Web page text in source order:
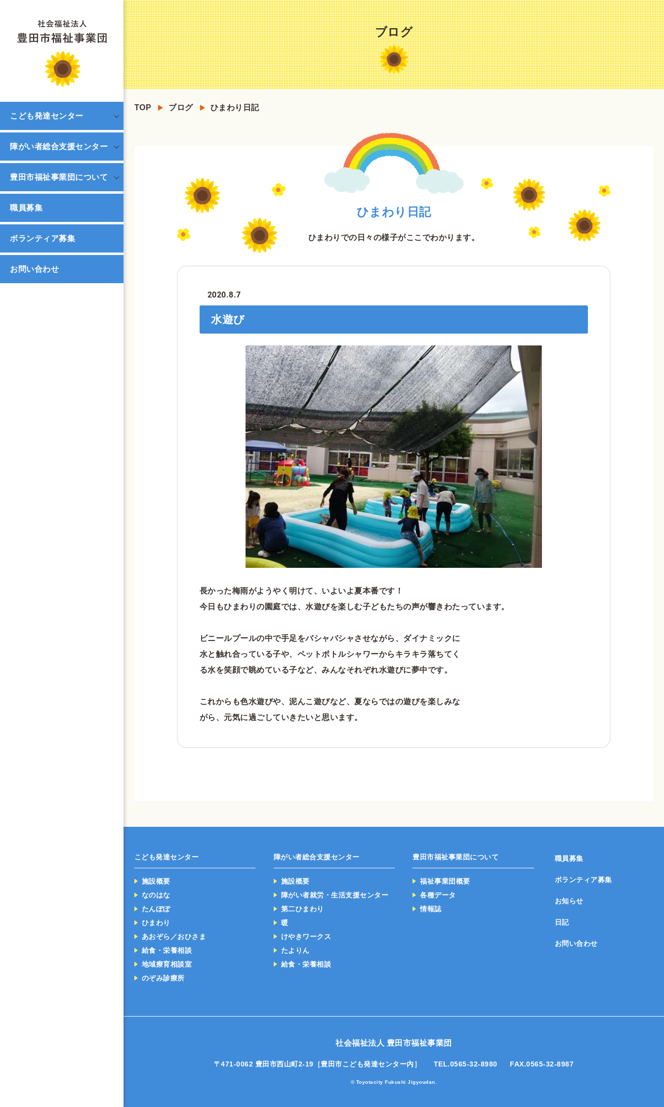
こども発達センター
障がい者総合支援センター
豊田市福祉事業団について
職員募集
ボランティア募集
お問い合わせ
ブログ
TOP ブログ ひまわり日記
ひまわり日記
ひまわりでの日々の様子がここでわかります。
2020.8.7
水遊び
長かった梅雨がようやく明けて、いよいよ夏本番です！
今日もひまわりの園庭では、水遊びを楽しむ子どもたちの声が響きわたっています。
ビニールプールの中で手足をバシャバシャさせながら、ダイナミックに
水と触れ合っている子や、ペットボトルシャワーからキラキラ落ちてく
る水を笑顔で眺めている子など、みんなそれぞれ水遊びに夢中です。
これからも色水遊びや、泥んこ遊びなど、夏ならではの遊びを楽しみな
がら、元気に過ごしていきたいと思います。
こども発達センター
施設概要
なのはな
たんぽぽ
ひまわり
あおぞら／おひさま
給食・栄養相談
地域療育相談室
のぞみ診療所
障がい者総合支援センター
施設概要
障がい者就労・生活支援センター
第二ひまわり
暖
けやきワークス
たよりん
給食・栄養相談
豊田市福祉事業団について
福祉事業団概要
各種データ
情報誌
職員募集
ボランティア募集
お知らせ
日記
お問い合わせ
社会福祉法人 豊田市福祉事業団
〒471-0062 豊田市西山町2-19 ［豊田市こども発達センター内］ TEL.0565-32-8980 FAX.0565-32-8987
© Toyotacity Fukushi Jigyoudan.